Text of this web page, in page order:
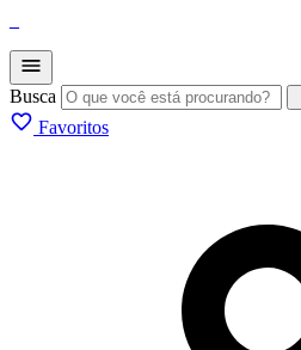
Busca
Favoritos